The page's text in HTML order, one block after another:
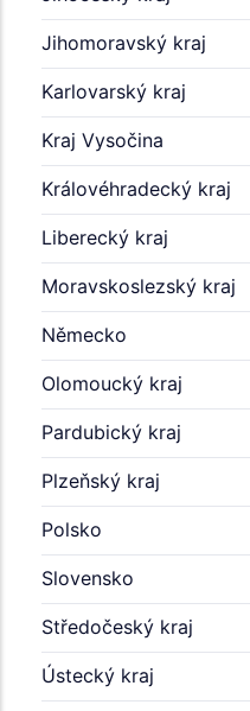
Jihomoravský kraj
Karlovarský kraj
Kraj Vysočina
Královéhradecký kraj
Liberecký kraj
Moravskoslezský kraj
Německo
Olomoucký kraj
Pardubický kraj
Plzeňský kraj
Polsko
Slovensko
Středočeský kraj
Ústecký kraj